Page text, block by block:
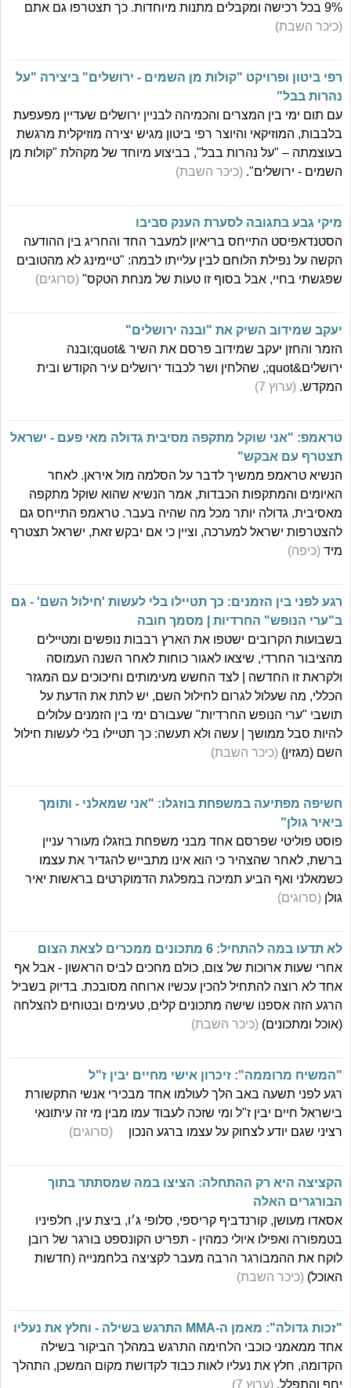
9% בכל רכישה ומקבלים מתנות מיוחדות. כך תצטרפו גם אתם
(כיכר השבת)
רפי ביטון ופרויקט "קולות מן השמים - ירושלים" ביצירה "על
נהרות בבל"
עם תום ימי בין המצרים והכמיהה לבניין ירושלים שעדיין מפעפעת
בלבבות, המוזיקאי והיוצר רפי ביטון מגיש יצירה מוזיקלית מרגשת
בעוצמתה – "על נהרות בבל", בביצוע מיוחד של מקהלת "קולות מן
השמים - ירושלים". (כיכר השבת)
מיקי גבע בתגובה לסערת הענק סביבו
הסטנדאפיסט התייחס בריאיון למעבר החד והחריג בין ההודעה
הקשה על נפילת הלוחם לבין עלייתו לבמה: "טיימינג לא מהטובים
שפגשתי בחיי, אבל בסוף זו טעות של מנחת הטקס" (סרוגים)
יעקב שמידוב השיק את "ובנה ירושלים"
הזמר והחזן יעקב שמידוב פרסם את השיר &quot;ובנה
ירושלים&quot;, שהלחין ושר לכבוד ירושלים עיר הקודש ובית
המקדש. (ערוץ 7)
טראמפ: "אני שוקל מתקפה מסיבית גדולה מאי פעם - ישראל
תצטרף עם אבקש"
הנשיא טראמפ ממשיך לדבר על הסלמה מול איראן. לאחר
האיומים והמתקפות הכבדות, אמר הנשיא שהוא שוקל מתקפה
מאסיבית, גדולה יותר מכל מה שהיה בעבר. טראמפ התייחס גם
להצטרפות ישראל למערכה, וציין כי אם יבקש זאת, ישראל תצטרף
מיד (כיפה)
רגע לפני בין הזמנים: כך תטיילו בלי לעשות 'חילול השם' - גם
ב"ערי הנופש" החרדיות | מסמך חובה
בשבועות הקרובים ישטפו את הארץ רבבות נופשים ומטיילים
מהציבור החרדי, שיצאו לאגור כוחות לאחר השנה העמוסה
ולקראת זו החדשה | לצד החשש מעימותים וחיכוכים עם המגזר
הכללי, מה שעלול לגרום לחילול השם, יש לתת את הדעת על
תושבי "ערי הנופש החרדיות" שעבורם ימי בין הזמנים עלולים
להיות סבל ממושך | עשה ולא תעשה: כך תטיילו בלי לעשות חילול
השם (מגזין) (כיכר השבת)
חשיפה מפתיעה במשפחת בוזגלו: "אני שמאלני - ותומך
ביאיר גולן"
פוסט פוליטי שפרסם אחד מבני משפחת בוזגלו מעורר עניין
ברשת, לאחר שהצהיר כי הוא אינו מתבייש להגדיר את עצמו
כשמאלני ואף הביע תמיכה במפלגת הדמוקרטים בראשות יאיר
גולן (סרוגים)
לא תדעו במה להתחיל: 6 מתכונים ממכרים לצאת הצום
אחרי שעות ארוכות של צום, כולם מחכים לביס הראשון - אבל אף
אחד לא רוצה להתחיל להכין עכשיו ארוחה מסובכת. בדיוק בשביל
הרגע הזה אספנו שישה מתכונים קלים, טעימים ובטוחים להצלחה
(אוכל ומתכונים) (כיכר השבת)
"המשיח מרוממה": זיכרון אישי מחיים יבין ז"ל
רגע לפני תשעה באב הלך לעולמו אחד מבכירי אנשי התקשורת
בישראל חיים יבין ז"ל ומי שזכה לעבוד עמו מבין מי זה עיתונאי
רציני שגם יודע לצחוק על עצמו ברגע הנכון (סרוגים)
הקציצה היא רק ההתחלה: הציצו במה שמסתתר בתוך
הבורגרים האלה
אסאדו מעושן, קורנדביף קריספי, סלופי ג׳ו, ביצת עין, חלפיניו
בטמפורה ואפילו איולי כמהין - תפריט הקונספט בורגר של רובן
לוקח את ההמבורגר הרבה מעבר לקציצה בלחמנייה (חדשות
האוכל) (כיכר השבת)
"זכות גדולה": מאמן ה-MMA התרגש בשילה - וחלץ את נעליו
אחד ממאמני כוכבי הלחימה התרגש במהלך הביקור בשילה
הקדומה, חלץ את נעליו לאות כבוד לקדושת מקום המשכן, התהלך
יחף והתפלל. (ערוץ 7)